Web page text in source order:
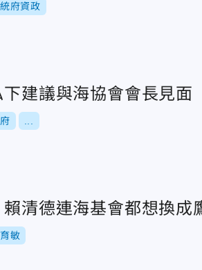
府資政
建議與海協會會長見面
清德連海基會都想換成
敏